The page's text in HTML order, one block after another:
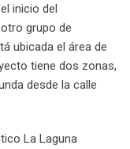
inicio del
grupo de
ubicada el área de
tiene dos zonas,
desde la calle
La Laguna